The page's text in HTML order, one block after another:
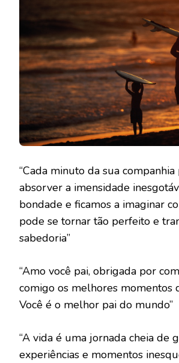
“Cada minuto da sua
absorver a imensidade
bondade e ficamos a imaginar
pode se tornar tão perfeito e
sabedoria”
“Amo você pai, obrigada por
comigo os melhores momentos
Você é o melhor pai do mundo”
“A vida é uma jornada cheia de
experiências e momentos